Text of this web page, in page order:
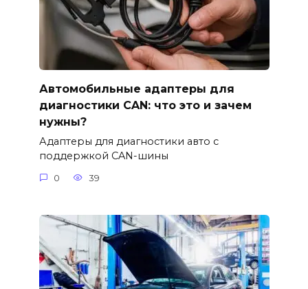
Автомобильные адаптеры для
диагностики CAN: что это и зачем
нужны?
Адаптеры для диагностики авто с
поддержкой CAN-шины
0 39